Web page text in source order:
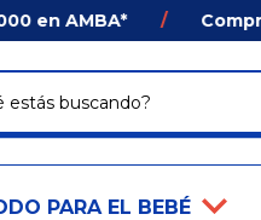
AMBA* / Comprá
PARA EL BEBÉ